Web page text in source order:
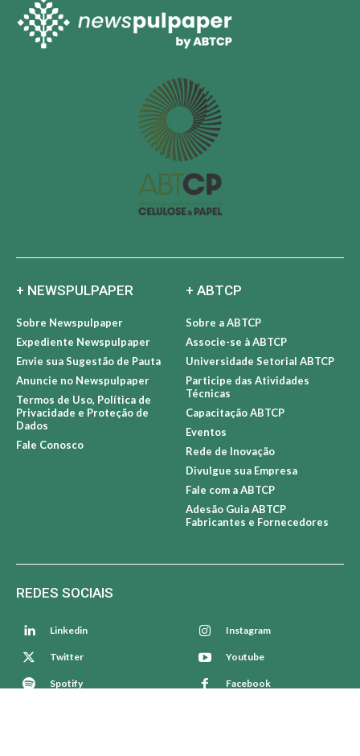
+ NEWSPULPAPER
Sobre Newspulpaper
Expediente Newspulpaper
Envie sua Sugestão de Pauta
Anuncie no Newspulpaper
Termos de Uso, Política de
Privacidade e Proteção de
Dados
Fale Conosco
+ ABTCP
Sobre a ABTCP
Associe-se à ABTCP
Universidade Setorial ABTCP
Participe das Atividades
Técnicas
Capacitação ABTCP
Eventos
Rede de Inovação
Divulgue sua Empresa
Fale com a ABTCP
Adesão Guia ABTCP
Fabricantes e Fornecedores
REDES SOCIAIS
Linkedin Instagram
Twitter Youtube
Spotify Facebook